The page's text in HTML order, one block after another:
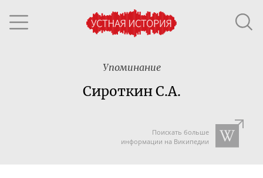
Упоминание
Сироткин С.А.
Поискать больше
информации на Википедии